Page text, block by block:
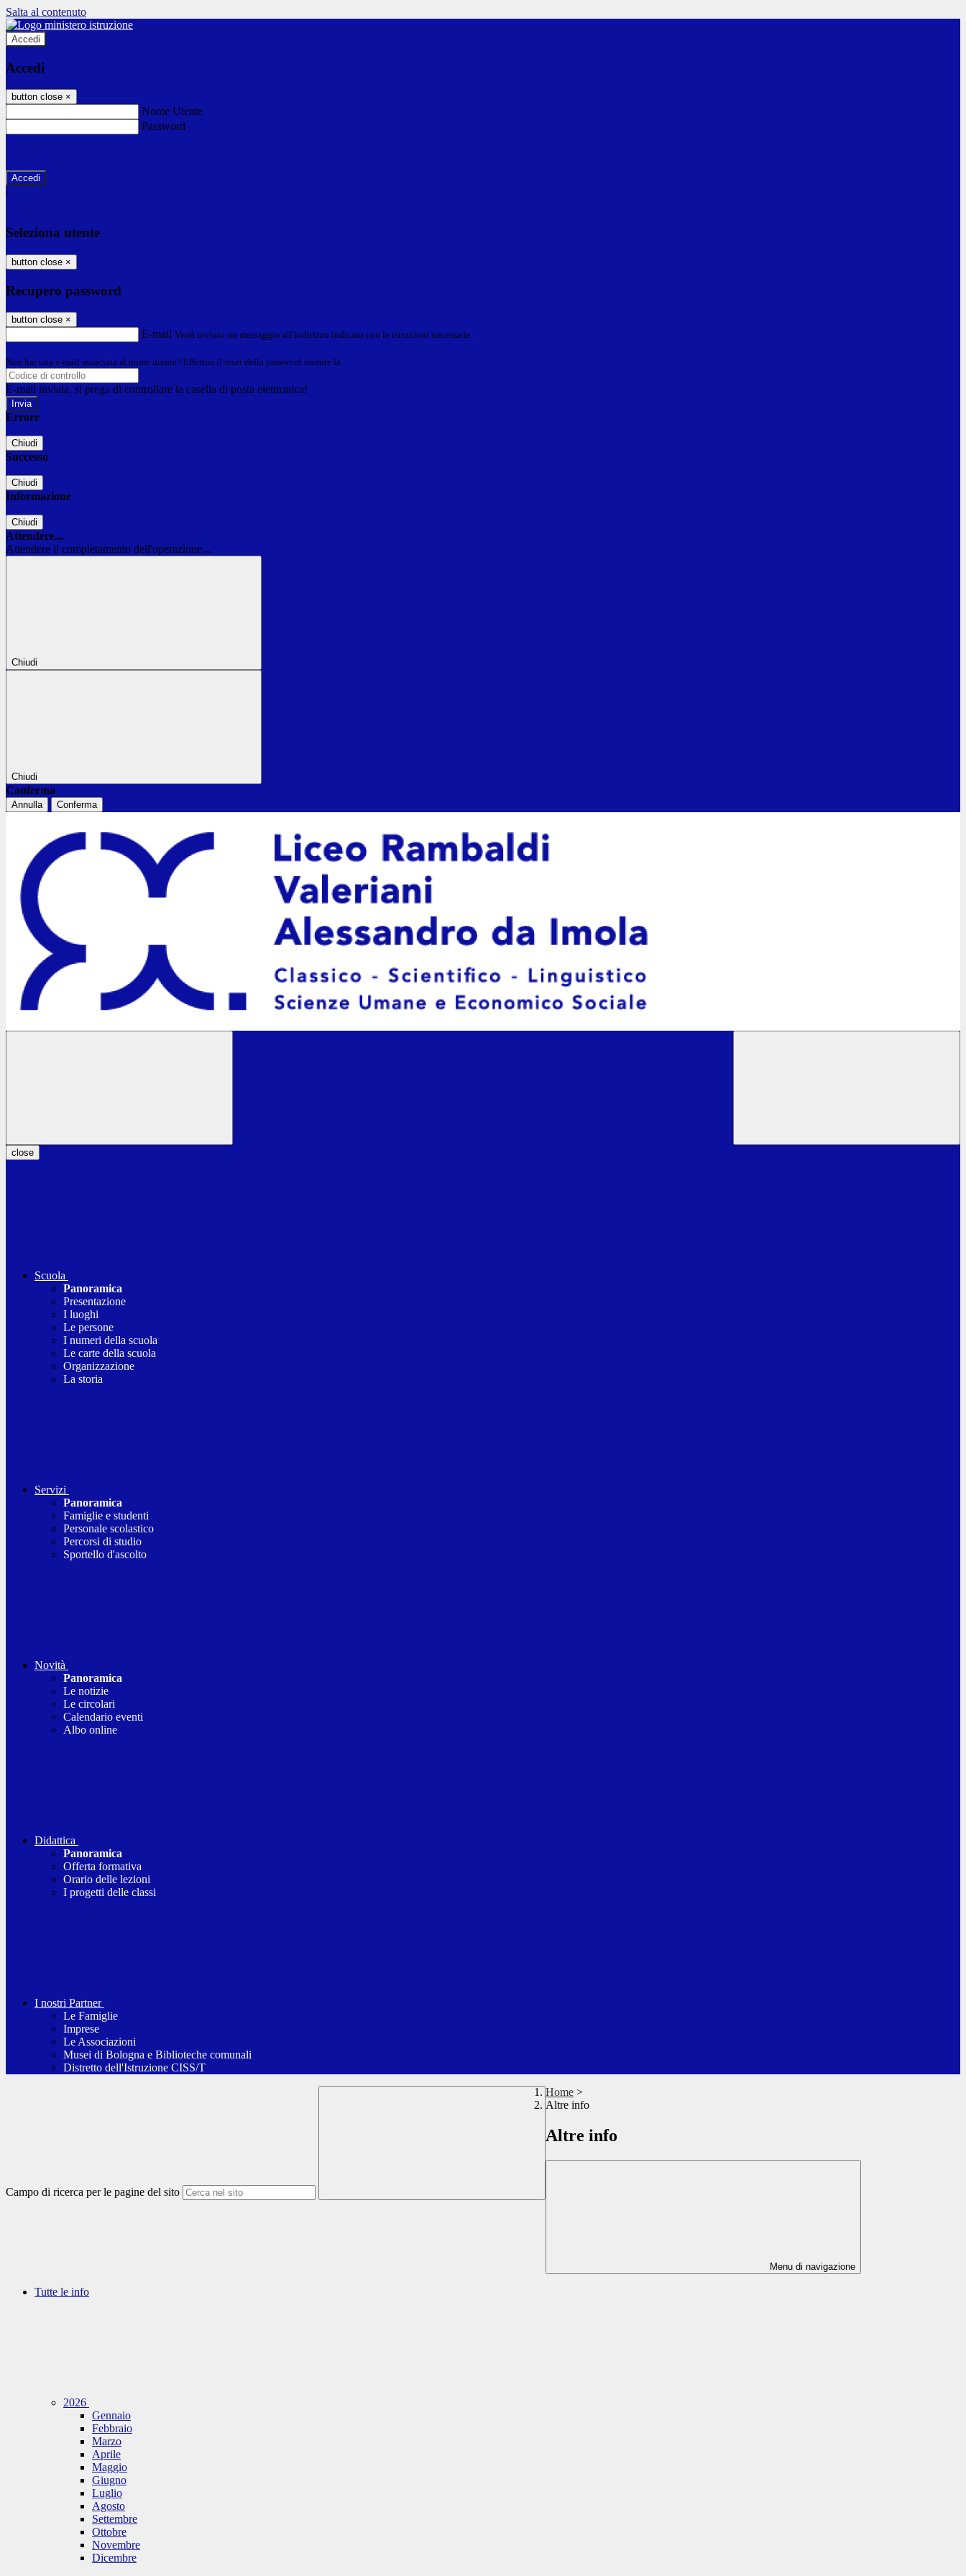
Salta al contenuto
Accedi
Accedi
button close ×
Nome Utente
Password
-
Seleziona utente
button close ×
Recupero password
button close ×
E-mail Verrà inviato un messaggio all'indirizzo indicato con le istruzioni necessarie.
Non hai una e-mail associata al nome utente? Effettua il reset della password tramite la
E-mail inviata, si prega di controllare la casella di posta elettronica!
Errore
Chiudi
Successo
Chiudi
Informazione
Chiudi
Attendere...
Attendere il completamento dell'operazione...
Chiudi
Chiudi
Conferma
Annulla Conferma
close
Scuola
Panoramica
Presentazione
I luoghi
Le persone
I numeri della scuola
Le carte della scuola
Organizzazione
La storia
Servizi
Panoramica
Famiglie e studenti
Personale scolastico
Percorsi di studio
Sportello d'ascolto
Novità
Panoramica
Le notizie
Le circolari
Calendario eventi
Albo online
Didattica
Panoramica
Offerta formativa
Orario delle lezioni
I progetti delle classi
I nostri Partner
Le Famiglie
Imprese
Le Associazioni
Musei di Bologna e Biblioteche comunali
Distretto dell'Istruzione CISS/T
Campo di ricerca per le pagine del sito
Home >
Altre info
Altre info
Menu di navigazione
Tutte le info
2026
Gennaio
Febbraio
Marzo
Aprile
Maggio
Giugno
Luglio
Agosto
Settembre
Ottobre
Novembre
Dicembre